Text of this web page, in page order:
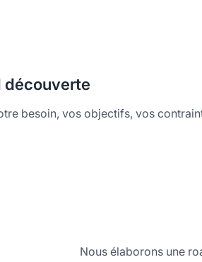
découverte
besoin, vos objectifs, vos
Nous élaborons une